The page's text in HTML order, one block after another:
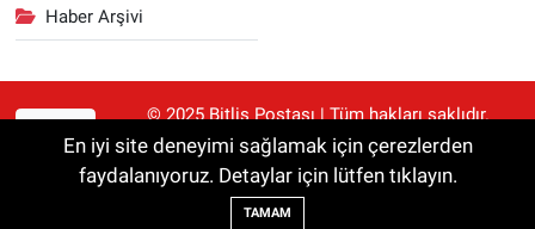
Haber Arşivi
© 2025 Bitlis Postası | Tüm hakları saklıdır.
Haberler kaynak gösterilmeden alıntılanamaz.
Haber Yazılımı:TE Bilişim
En iyi site deneyimi sağlamak için çerezlerden
faydalanıyoruz. Detaylar için lütfen tıklayın.
TAMAM